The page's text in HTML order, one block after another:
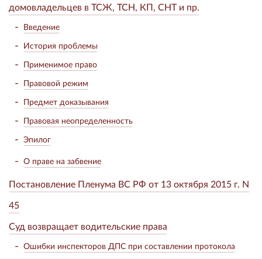
домовладельцев в ТСЖ, ТСН, КП, СНТ и пр.
Введение
История проблемы
Применимое право
Правовой режим
Предмет доказывания
Правовая неопределенность
Эпилог
О праве на забвение
Постановление Пленума ВС РФ от 13 октября 2015 г. N
45
Суд возвращает водительские права
Ошибки инспекторов ДПС при составлении протокола